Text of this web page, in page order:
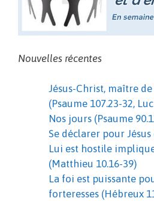
Nouvelles récentes
Jésus-Christ, maître
(Psaume 107.23-32,
Nos jours (Psaume
Se déclarer pour
Lui est hostile
(Matthieu 10.16-39)
La foi est puissante
forteresses (Hébreux